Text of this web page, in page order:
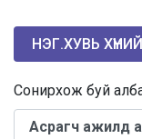
НЭГ.ХУВЬ
Сонирхож буй